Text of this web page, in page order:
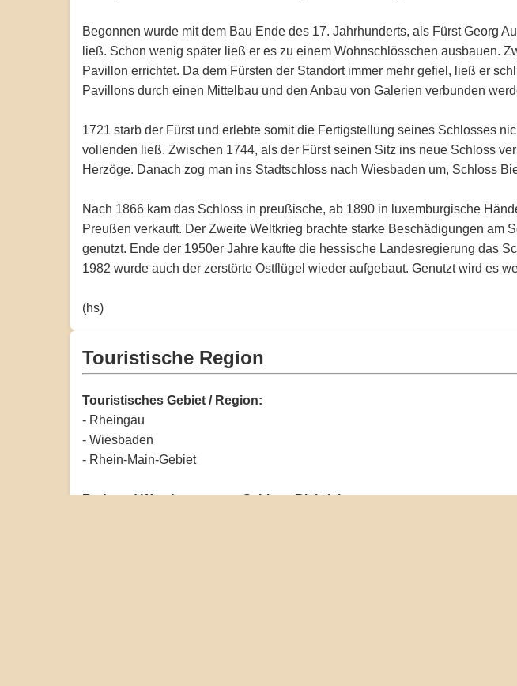
Begonnen wurde mit dem Bau Ende des 17. Jahrhunderts, als Fürst Georg
ließ. Schon wenig später ließ er es zu einem Wohnschlösschen ausbauen.
Pavillon errichtet. Da dem Fürsten der Standort immer mehr gefiel, ließ er
Pavillons durch einen Mittelbau und den Anbau von Galerien verbunden
1721 starb der Fürst und erlebte somit die Fertigstellung seines Schlosses
vollenden ließ. Zwischen 1744, als der Fürst seinen Sitz ins neue Schloss
Herzöge. Danach zog man ins Stadtschloss nach Wiesbaden um, Schloss
Nach 1866 kam das Schloss in preußische, ab 1890 in luxemburgische
Preußen verkauft. Der Zweite Weltkrieg brachte starke Beschädigungen
genutzt. Ende der 1950er Jahre kaufte die hessische Landesregierung das
1982 wurde auch der zerstörte Ostflügel wieder aufgebaut. Genutzt wird es
(hs)
Touristische Region
Touristisches Gebiet / Region:
- Rheingau
- Wiesbaden
- Rhein-Main-Gebiet
Rad- und Wanderwege am Schloss Biebrich: